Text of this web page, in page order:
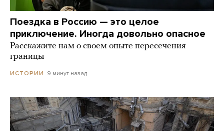
Поездка в Россию — это целое
приключение. Иногда довольно опасное
Расскажите нам о своем опыте пересечения
границы
ИСТОРИИ 9 минут назад